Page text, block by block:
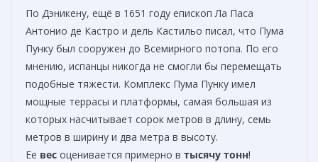
По Дэникену, ещё в 1651 году епископ Ла Паса
Антонио де Кастро и дель Кастильо писал, что Пума
Пунку был сооружен до Всемирного потопа. По его
мнению, испанцы никогда не смогли бы перемещать
подобные тяжести. Комплекс Пума Пунку имел
мощные террасы и платформы, самая большая из
которых насчитывает сорок метров в длину, семь
метров в ширину и два метра в высоту.
Ее вес оценивается примерно в тысячу тонн!